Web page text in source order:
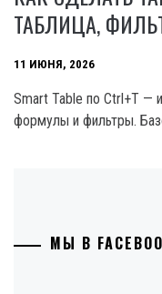
ТАБЛИЦА,
11 ИЮНЯ, 2026
Smart Table по Ctrl+T —
формулы и фильтры.
МЫ В